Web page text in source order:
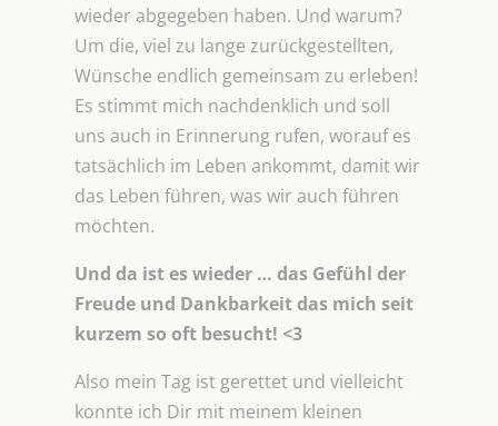
wieder abgegeben haben. Und warum?
Um die, viel zu lange zurückgestellten,
Wünsche endlich gemeinsam zu erleben!
Es stimmt mich nachdenklich und soll
uns auch in Erinnerung rufen, worauf es
tatsächlich im Leben ankommt, damit wir
das Leben führen, was wir auch führen
möchten.
Und da ist es wieder … das Gefühl der
Freude und Dankbarkeit das mich seit
kurzem so oft besucht! <3
Also mein Tag ist gerettet und vielleicht
konnte ich Dir mit meinem kleinen